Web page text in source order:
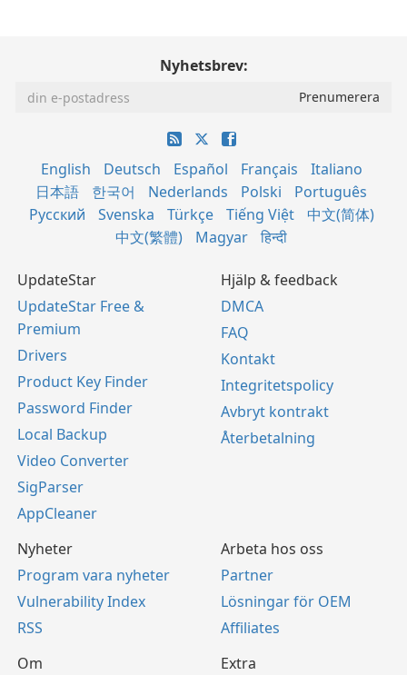
Nyhetsbrev:
English Deutsch Español Français
Italiano
日本語
한국어 Nederlands Polski
Português
Русский
Svenska Türkçe Tiếng Việt
中文(简体)
中文(繁體)
Magyar हिन्दी
UpdateStar
UpdateStar Free &
Premium
Drivers
Product Key Finder
Password Finder
Local Backup
Video Converter
SigParser
AppCleaner
Hjälp & feedback
DMCA
FAQ
Kontakt
Integritetspolicy
Avbryt kontrakt
Återbetalning
Nyheter
Program vara nyheter
Vulnerability Index
RSS
Arbeta hos oss
Partner
Lösningar för OEM
Affiliates
Om
Extra